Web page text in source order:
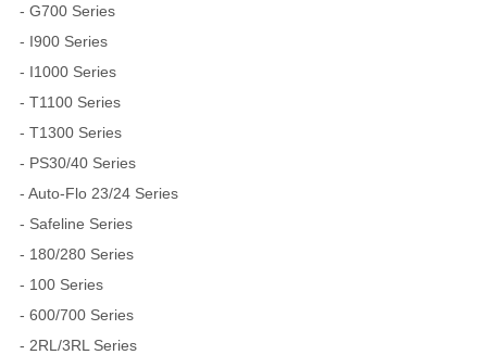
- G700 Series
- I900 Series
- I1000 Series
- T1100 Series
- T1300 Series
- PS30/40 Series
- Auto-Flo 23/24 Series
- Safeline Series
- 180/280 Series
- 100 Series
- 600/700 Series
- 2RL/3RL Series